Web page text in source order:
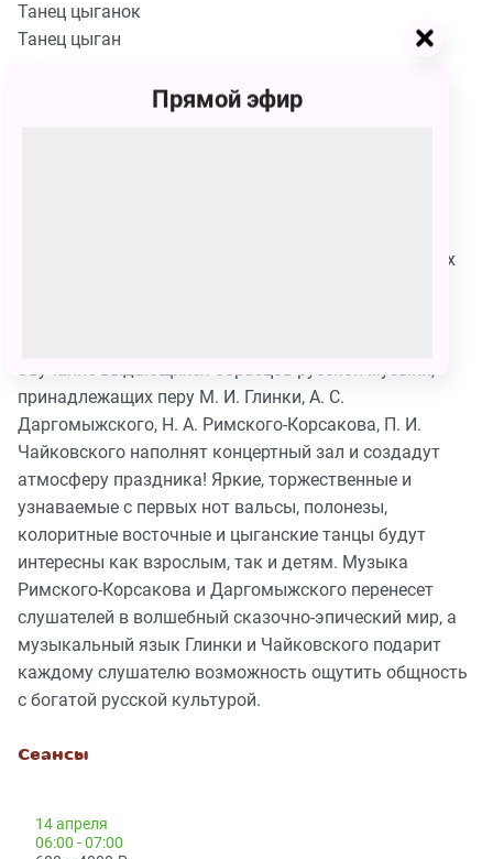
Танец цыганок
Танец цыган
А. С. Даргомыжский
поколения композиторов на создание музыкальных
Звучание выдающихся образцов русской музыки,
принадлежащих перу М. И. Глинки, А. С.
Даргомыжского, Н. А. Римского-Корсакова, П. И.
Чайковского наполнят концертный зал и создадут
атмосферу праздника! Яркие, торжественные и
узнаваемые с первых нот вальсы, полонезы,
колоритные восточные и цыганские танцы будут
интересны как взрослым, так и детям. Музыка
Римского-Корсакова и Даргомыжского перенесет
слушателей в волшебный сказочно-эпический мир, а
музыкальный язык Глинки и Чайковского подарит
каждому слушателю возможность ощутить общность
с богатой русской культурой.
Сеансы
14 апреля
06:00 - 07:00
Прямой эфир